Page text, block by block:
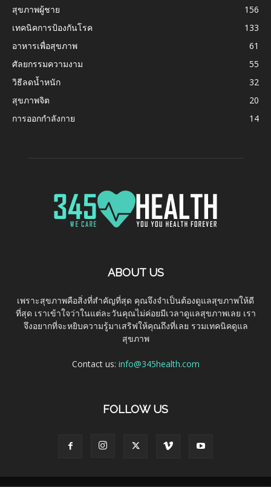
สุขภาพผู้ชาย
156
เทคนิคการป้องกันโรค
133
อาหารเพื่อสุขภาพ
61
ศัลยกรรมความงาม
55
วิธีลดน้ำหนัก
32
สุขภาพจิต
20
การออกกำลังกาย
14
ABOUT US
เพราะสุขภาพคือสิ่งที่สำคัญที่สุด คุณจึงจำเป็นต้องดูแลสุขภาพให้ดี
ที่สุด เราเข้าใจว่าในแต่ละวันคุณไม่ค่อยมีเวลาดูแลสุขภาพเลย เรา
จึงอยากที่จะหยิบความรู้มาเสริฟให้คุณถึงที่เลย รวมเทคนิคดูแล
สุขภาพ
Contact us: info@345health.com
FOLLOW US